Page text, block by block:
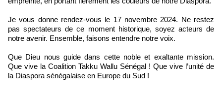
Je vous donne rendez-vous le 17 novembre 2024. Ne restez
pas spectateurs de ce moment historique, soyez acteurs de
notre avenir. Ensemble, faisons entendre notre voix.
Que Dieu nous guide dans cette noble et exaltante mission.
Que vive la Coalition Takku Wallu Sénégal ! Que vive l’unité de
la Diaspora sénégalaise en Europe du Sud !